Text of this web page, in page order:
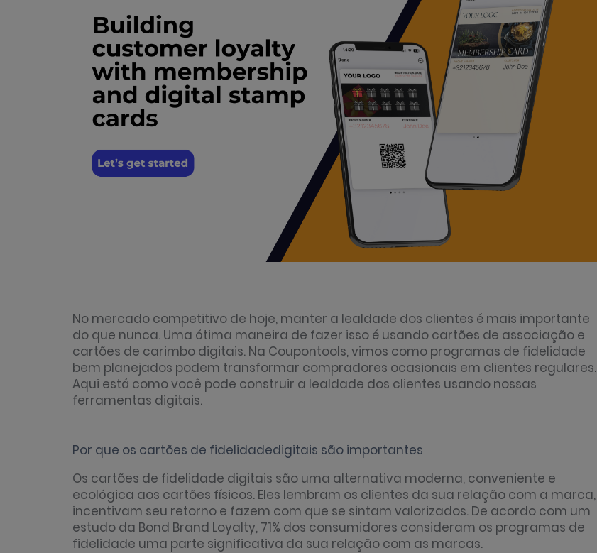
No mercado competitivo de hoje, manter a lealdade dos clientes é mais importante
do que nunca. Uma ótima maneira de fazer isso é usando cartões de associação e
cartões de carimbo digitais. Na Coupontools, vimos como programas de fidelidade
bem planejados podem transformar compradores ocasionais em clientes regulares.
Aqui está como você pode construir a lealdade dos clientes usando nossas
ferramentas digitais.
Por que os cartões de fidelidadedigitais são importantes
Os cartões de fidelidade digitais são uma alternativa moderna, conveniente e
ecológica aos cartões físicos. Eles lembram os clientes da sua relação com a marca,
incentivam seu retorno e fazem com que se sintam valorizados. De acordo com um
estudo da Bond Brand Loyalty, 71% dos consumidores consideram os programas de
fidelidade uma parte significativa da sua relação com as marcas.